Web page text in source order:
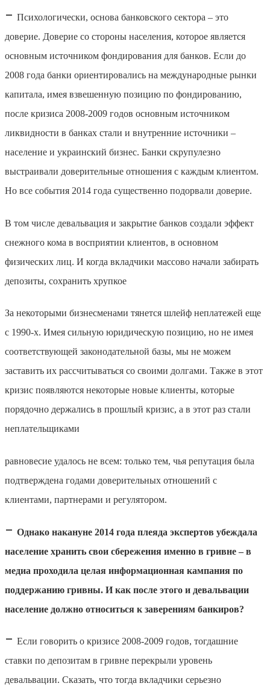
– Психологически, основа банковского сектора – это
доверие. Доверие со стороны населения, которое является
основным источником фондирования для банков. Если до
2008 года банки ориентировались на международные рынки
капитала, имея взвешенную позицию по фондированию,
после кризиса 2008-2009 годов основным источником
ликвидности в банках стали и внутренние источники –
население и украинский бизнес. Банки скрупулезно
выстраивали доверительные отношения с каждым клиентом.
Но все события 2014 года существенно подорвали доверие.
В том числе девальвация и закрытие банков создали эффект
снежного кома в восприятии клиентов, в основном
физических лиц. И когда вкладчики массово начали забирать
депозиты, сохранить хрупкое
За некоторыми бизнесменами тянется шлейф неплатежей еще
с 1990-х. Имея сильную юридическую позицию, но не имея
соответствующей законодательной базы, мы не можем
заставить их рассчитываться со своими долгами. Также в этот
кризис появляются некоторые новые клиенты, которые
порядочно держались в прошлый кризис, а в этот раз стали
неплательщиками
равновесие удалось не всем: только тем, чья репутация была
подтверждена годами доверительных отношений с
клиентами, партнерами и регулятором.
– Однако накануне 2014 года плеяда экспертов убеждала
население хранить свои сбережения именно в гривне – в
медиа проходила целая информационная кампания по
поддержанию гривны. И как после этого и девальвации
население должно относиться к заверениям банкиров?
– Если говорить о кризисе 2008-2009 годов, тогдашние
ставки по депозитам в гривне перекрыли уровень
девальвации. Сказать, что тогда вкладчики серьезно